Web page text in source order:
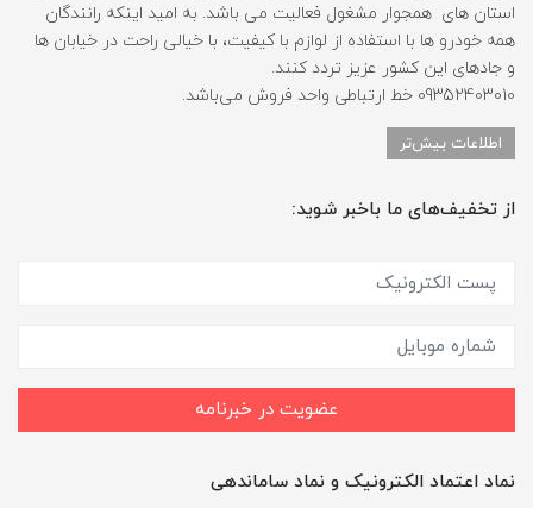
استان های همجوار مشغول فعالیت می باشد. به امید اینکه رانندگان
همه خودرو ها با استفاده از لوازم با کیفیت، با خیالی راحت در خیابان ها
و جادهای این کشور عزیز تردد کنند.
09352403010 خط ارتباطی واحد فروش می‌باشد.
اطلاعات بیش‌تر
از تخفیف‌های ما باخبر شوید:
عضویت در خبرنامه
نماد اعتماد الکترونیک و نماد ساماندهی